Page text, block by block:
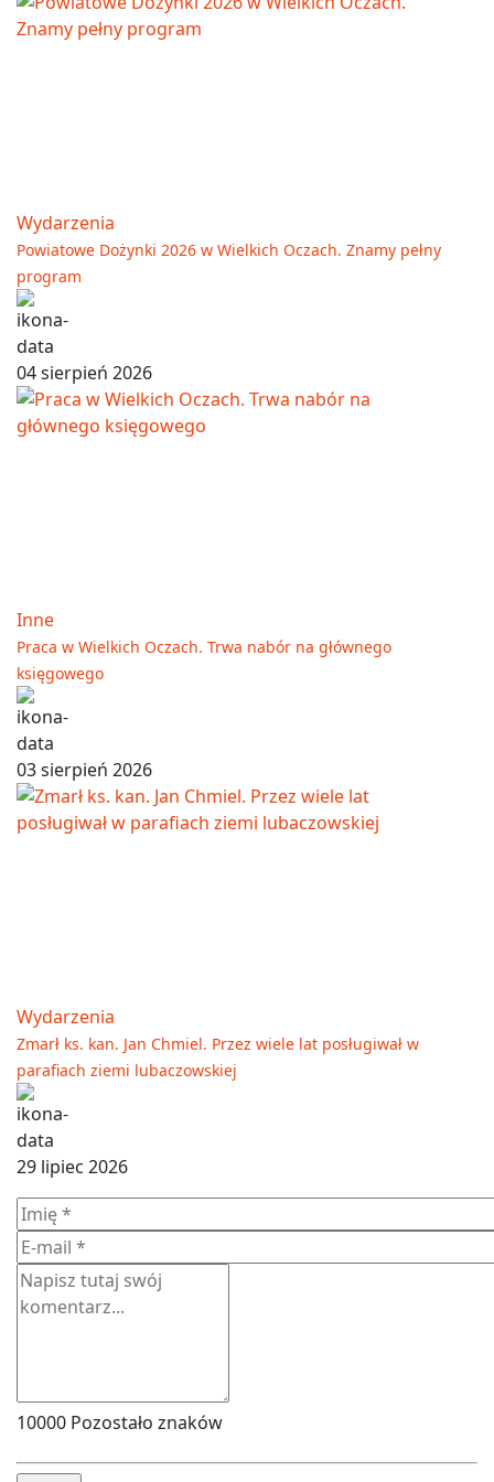
Wydarzenia
Powiatowe Dożynki 2026 w Wielkich Oczach. Znamy pełny
program
04 sierpień 2026
Inne
Praca w Wielkich Oczach. Trwa nabór na głównego
księgowego
03 sierpień 2026
Wydarzenia
Zmarł ks. kan. Jan Chmiel. Przez wiele lat posługiwał w
parafiach ziemi lubaczowskiej
29 lipiec 2026
10000 Pozostało znaków